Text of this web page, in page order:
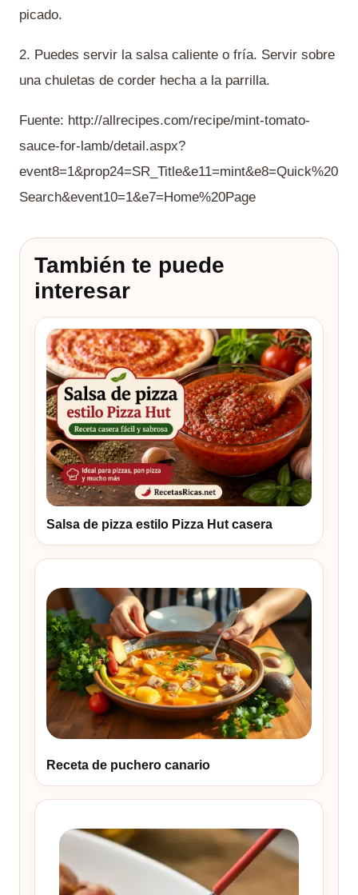
picado.
2. Puedes servir la salsa caliente o fría. Servir sobre
una chuletas de corder hecha a la parrilla.
Fuente: http://allrecipes.com/recipe/mint-tomato-
sauce-for-lamb/detail.aspx?
event8=1&prop24=SR_Title&e11=mint&e8=Quick%20
Search&event10=1&e7=Home%20Page
También te puede
interesar
Salsa de pizza estilo Pizza Hut casera
Receta de puchero canario